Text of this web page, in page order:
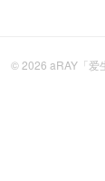
© 2026 aRAY「爱